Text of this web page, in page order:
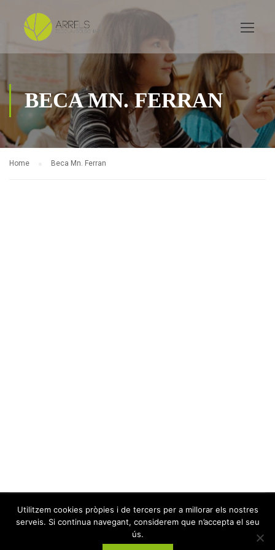
BECA MN. FERRAN
Home Beca Mn. Ferran
Utilitzem cookies pròpies i de tercers per a millorar els nostres
serveis. Si continua navegant, considerem que n’accepta el seu
ús.